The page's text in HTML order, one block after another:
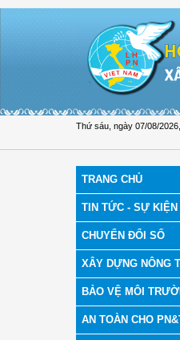
Thứ sáu, ngày 07/08/2026
Hội LHPN xã
TRANG CHỦ
TIN TỨC - SỰ KIỆN
CHUYỂN ĐỔI SỐ
XÂY DỰNG NÔNG
BẢO VỆ MÔI
AN TOÀN CHO